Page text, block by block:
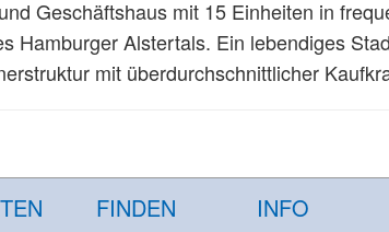
Geschäftshaus mit 15 Einheiten in
Hamburger Alstertals. Ein lebendiges
mit überdurchschnittlicher
FINDEN INFO